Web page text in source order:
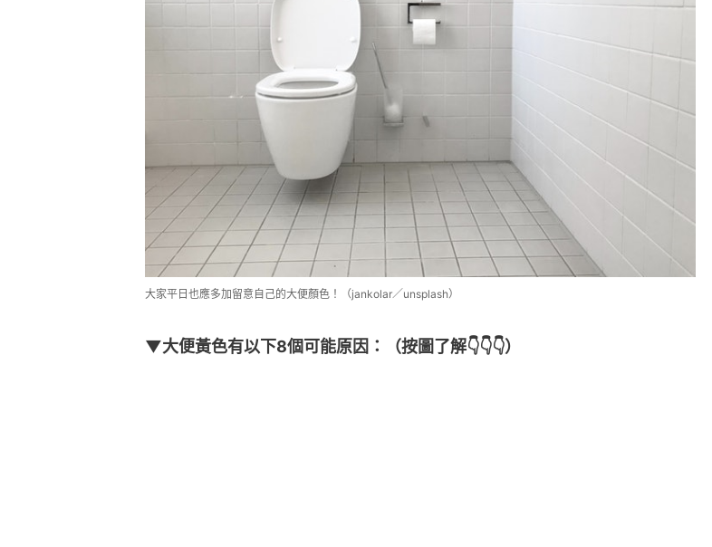
大家平日也應多加留意自己的大便顏色！（jankolar／unsplash）
▼大便黃色有以下8個可能原因：（按圖了解👇👇👇）